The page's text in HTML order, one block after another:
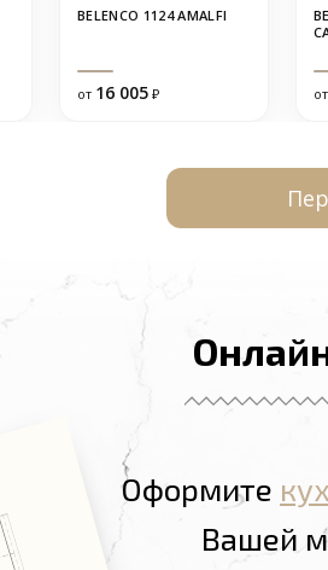
BELENCO 1124 AMALFI
от 16 005 ₽ от
Оформите
Вашей